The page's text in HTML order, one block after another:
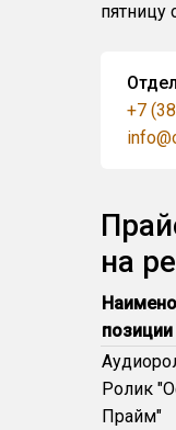
пятницу
+7
на
позиции
Ролик
Прайм"